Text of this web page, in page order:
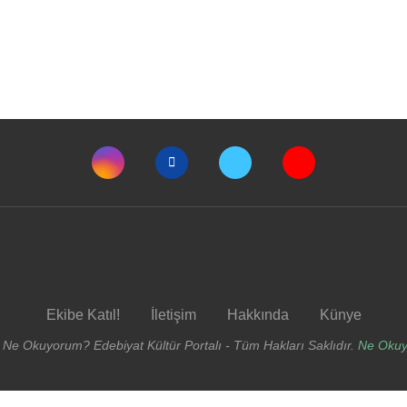
Ekibe Katıl! İletişim Hakkında Künye
Okuyorum? Edebiyat Kültür Portalı - Tüm Hakları Saklıdır. Ne